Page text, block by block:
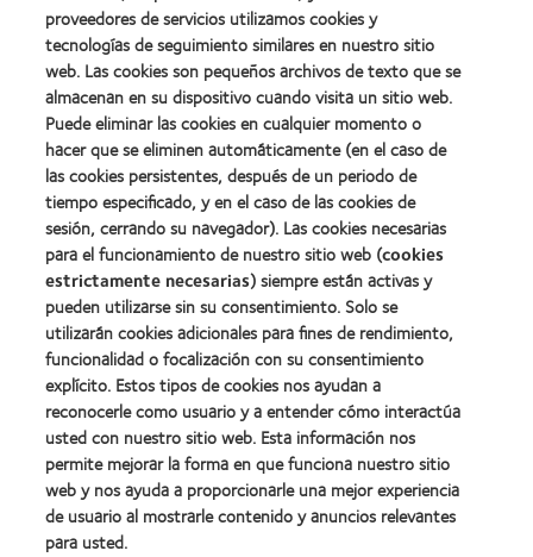
2012:
Premio
Manufacturing
Leadership
100
(ML
100)
(2012)
2012
Premio
internacional
REBRAND
100®
(2012)
Learn
more
about
Premio
de
la
Industria
de
la
BCLA
Nuestros productos
Encuentre su lente
Tecnología para lentes de contacto
Lentes de contacto y visión
proveedores de servicios utilizamos cookies y
tecnologías de seguimiento similares en nuestro sitio
web. Las cookies son pequeños archivos de texto que se
almacenan en su dispositivo cuando visita un sitio web.
Puede eliminar las cookies en cualquier momento o
hacer que se eliminen automáticamente (en el caso de
las cookies persistentes, después de un periodo de
tiempo especificado, y en el caso de las cookies de
sesión, cerrando su navegador). Las cookies necesarias
para el funcionamiento de nuestro sitio web (cookies
estrictamente necesarias) siempre están activas y
pueden utilizarse sin su consentimiento. Solo se
utilizarán cookies adicionales para fines de rendimiento,
funcionalidad o focalización con su consentimiento
explícito. Estos tipos de cookies nos ayudan a
reconocerle como usuario y a entender cómo interactúa
usted con nuestro sitio web. Esta información nos
permite mejorar la forma en que funciona nuestro sitio
web y nos ayuda a proporcionarle una mejor experiencia
de usuario al mostrarle contenido y anuncios relevantes
para usted.